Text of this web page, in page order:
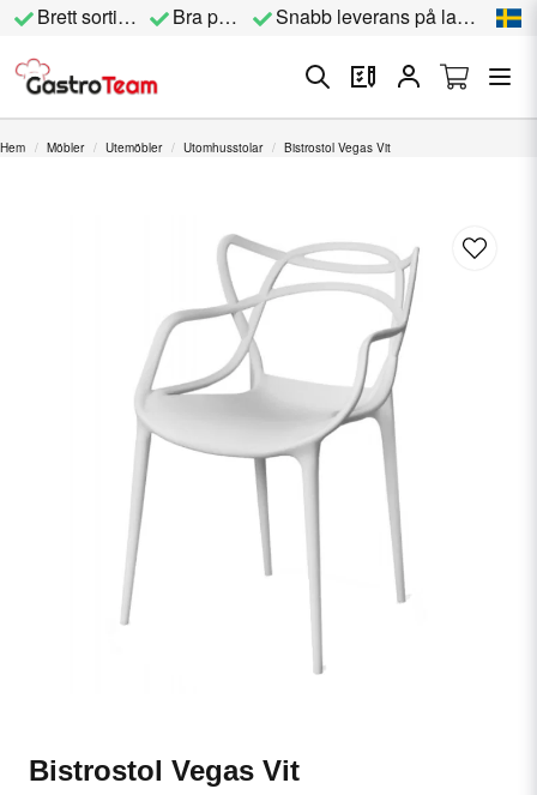
Brett sortiment Bra priser Snabb leverans på lagervara
Hem Möbler Utemöbler Utomhusstolar Bistrostol Vegas Vit
Bistrostol Vegas Vit